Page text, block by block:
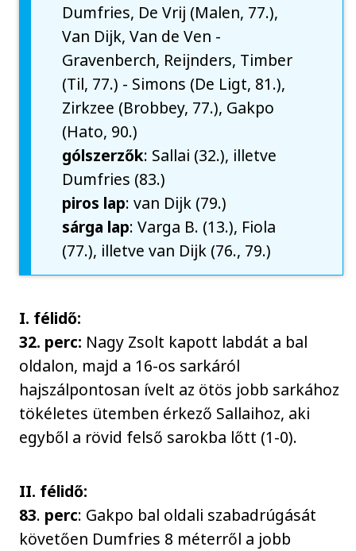
Dumfries, De Vrij (Malen, 77.),
Van Dijk, Van de Ven -
Gravenberch, Reijnders, Timber
(Til, 77.) - Simons (De Ligt, 81.),
Zirkzee (Brobbey, 77.), Gakpo
(Hato, 90.)
gólszerzők: Sallai (32.), illetve
Dumfries (83.)
piros lap: van Dijk (79.)
sárga lap: Varga B. (13.), Fiola
(77.), illetve van Dijk (76., 79.)
I. félidő:
32. perc: Nagy Zsolt kapott labdát a bal
oldalon, majd a 16-os sarkáról
hajszálpontosan ívelt az ötös jobb sarkához
tökéletes ütemben érkező Sallaihoz, aki
egyből a rövid felső sarokba lőtt (1-0).
II. félidő:
83. perc: Gakpo bal oldali szabadrúgását
követően Dumfries 8 méterről a jobb